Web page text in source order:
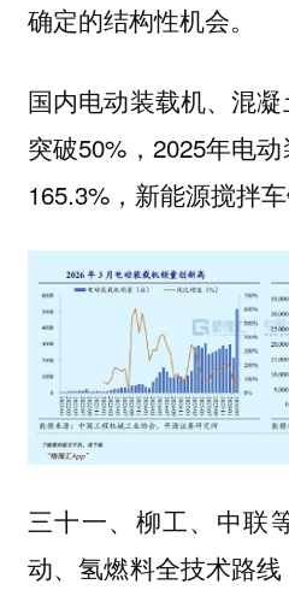
确定的结构性机会。
国内电动装载机、混
突破50%，2025年电
165.3%，新能源搅拌
三十一、柳工、中联
动、氢燃料全技术路线